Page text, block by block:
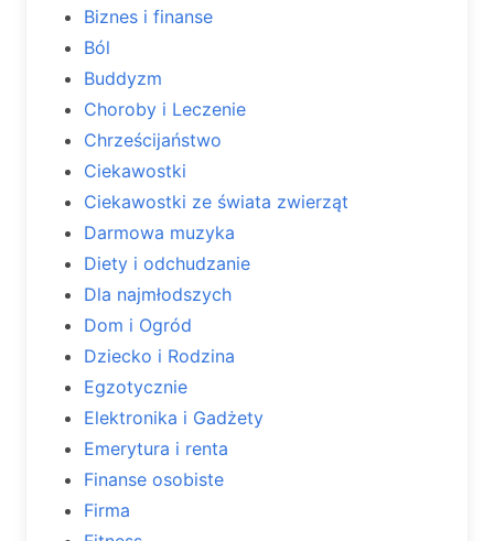
Biznes i finanse
Ból
Buddyzm
Choroby i Leczenie
Chrześcijaństwo
Ciekawostki
Ciekawostki ze świata zwierząt
Darmowa muzyka
Diety i odchudzanie
Dla najmłodszych
Dom i Ogród
Dziecko i Rodzina
Egzotycznie
Elektronika i Gadżety
Emerytura i renta
Finanse osobiste
Firma